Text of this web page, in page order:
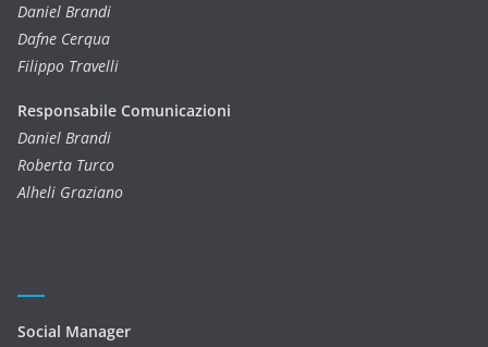
Daniel Brandi
Dafne Cerqua
Filippo Travelli
Responsabile Comunicazioni
Daniel Brandi
Roberta Turco
Alheli Graziano
Social Manager